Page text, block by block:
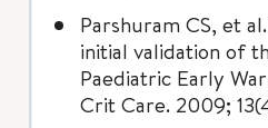
Parshuram CS, et
initial validation of
Paediatric Early
Crit Care. 2009;